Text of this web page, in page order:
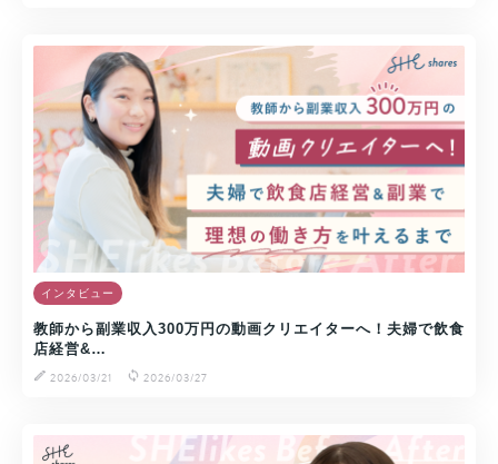
インタビュー
教師から副業収入300万円の動画クリエイターへ！夫婦で飲食
店経営&…
2026/03/21
2026/03/27